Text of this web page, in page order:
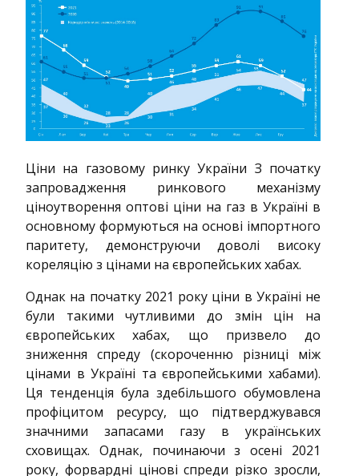
Ціни на газовому ринку України З початку
запровадження ринкового механізму
ціноутворення оптові ціни на газ в Україні в
основному формуються на основі імпортного
паритету, демонструючи доволі високу
кореляцію з цінами на європейських хабах.
Однак на початку 2021 року ціни в Україні не
були такими чутливими до змін цін на
європейських хабах, що призвело до
зниження спреду (скороченню різниці між
цінами в Україні та європейськими хабами).
Ця тенденція була здебільшого обумовлена
профіцитом ресурсу, що підтверджувався
значними запасами газу в українських
сховищах. Однак, починаючи з осені 2021
року, форвардні цінові спреди різко зросли,